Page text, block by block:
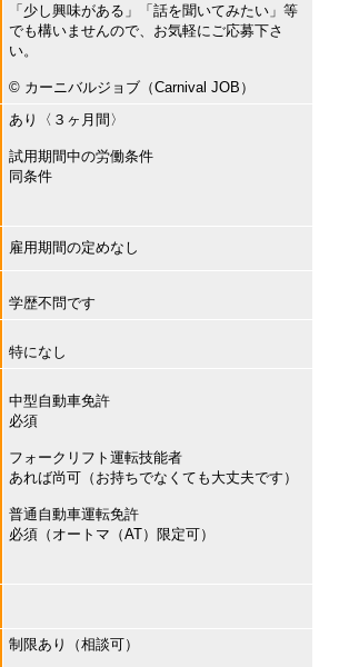
「少し興味がある」「話を聞いてみたい」等
でも構いませんので、お気軽にご応募下さ
い。
©︎ カーニバルジョブ（Carnival JOB）
あり〈３ヶ月間〉
試用期間中の労働条件
同条件
雇用期間の定めなし
学歴不問です
特になし
中型自動車免許
必須
フォークリフト運転技能者
あれば尚可（お持ちでなくても大丈夫です）
普通自動車運転免許
必須（オートマ（AT）限定可）
制限あり（相談可）